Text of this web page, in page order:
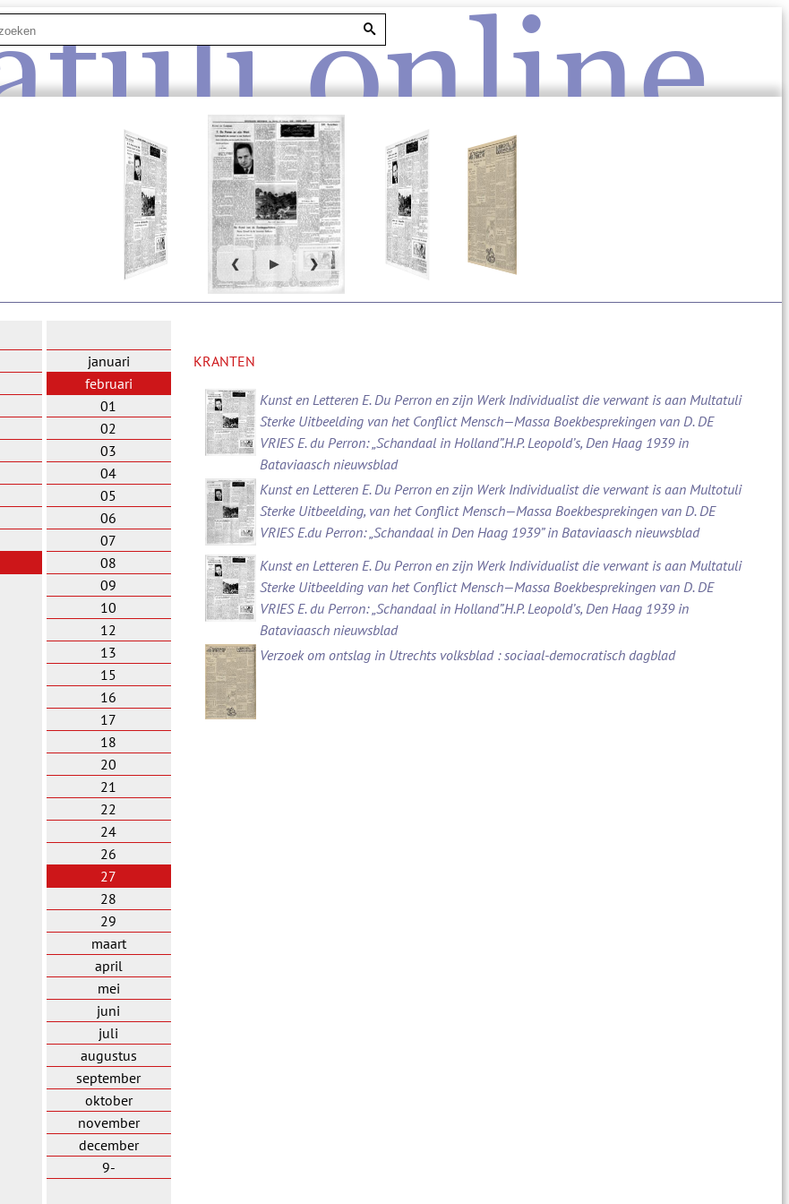
❮ ▶ ❯
januari
februari
01
02
03
04
05
06
07
08
09
10
12
13
15
16
17
18
20
21
22
24
26
27
28
29
maart
april
mei
juni
juli
augustus
september
oktober
november
december
9-
KRANTEN
Kunst en Letteren E. Du Perron en zijn Werk Individualist die verwant is aan Multatuli
Sterke Uitbeelding van het Conflict Mensch—Massa Boekbesprekingen van D. DE
VRIES E. du Perron: „Schandaal in Holland”.H.P. Leopold’s, Den Haag 1939 in
Bataviaasch nieuwsblad
Kunst en Letteren E. Du Perron en zijn Werk Individualist die verwant is aan Multotuli
Sterke Uitbeelding, van het Conflict Mensch—Massa Boekbesprekingen van D. DE
VRIES E.du Perron: „Schandaal in Den Haag 1939” in Bataviaasch nieuwsblad
Kunst en Letteren E. Du Perron en zijn Werk Individualist die verwant is aan Multatuli
Sterke Uitbeelding van het Conflict Mensch—Massa Boekbesprekingen van D. DE
VRIES E. du Perron: „Schandaal in Holland”.H.P. Leopold’s, Den Haag 1939 in
Bataviaasch nieuwsblad
Verzoek om ontslag in Utrechts volksblad : sociaal-democratisch dagblad